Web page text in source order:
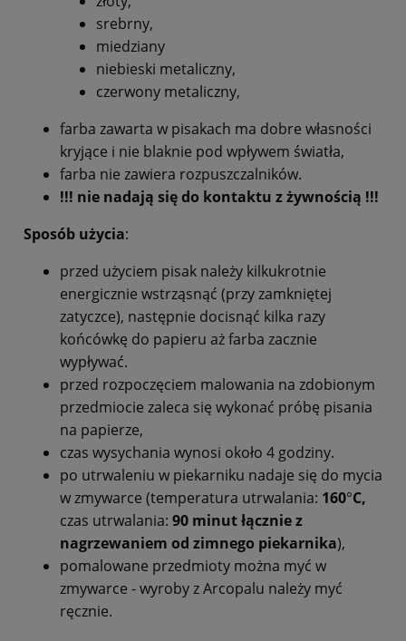
srebrny,
miedziany
niebieski metaliczny,
czerwony metaliczny,
farba zawarta w pisakach ma dobre własności
kryjące i nie blaknie pod wpływem światła,
farba nie zawiera rozpuszczalników.
!!! nie nadają się do kontaktu z żywnością !!!
Sposób użycia:
przed użyciem pisak należy kilkukrotnie
energicznie wstrząsnąć (przy zamkniętej
zatyczce), następnie docisnąć kilka razy
końcówkę do papieru aż farba zacznie
wypływać.
przed rozpoczęciem malowania na zdobionym
przedmiocie zaleca się wykonać próbę pisania
na papierze,
czas wysychania wynosi około 4 godziny.
po utrwaleniu w piekarniku nadaje się do mycia
w zmywarce (temperatura utrwalania: 160°C,
czas utrwalania: 90 minut łącznie z
nagrzewaniem od zimnego piekarnika),
pomalowane przedmioty można myć w
zmywarce - wyroby z Arcopalu należy myć
ręcznie.